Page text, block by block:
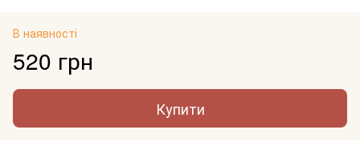
В наявності
520 грн
Купити